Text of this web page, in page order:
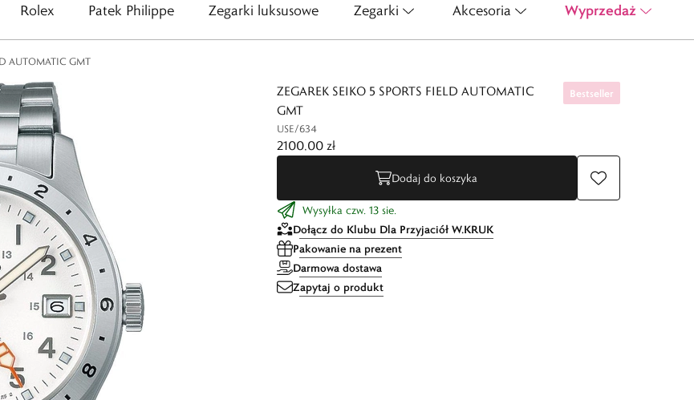
Rolex Patek Philippe Zegarki luksusowe Zegarki Akcesoria Wyprzedaż
AUTOMATIC GMT
ZEGAREK SEIKO 5 SPORTS FIELD AUTOMATIC
GMT
USE/634
Bestseller
2100,00 zł
Dodaj do koszyka
Wysyłka czw. 13 sie.
Dołącz do Klubu Dla Przyjaciół W.KRUK
Pakowanie na prezent
Darmowa dostawa
Zapytaj o produkt